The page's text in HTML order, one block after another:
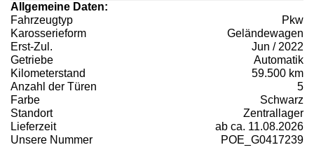
Allgemeine Daten:
Fahrzeugtyp
Pkw
Karosserieform
Geländewagen
Erst-Zul.
Jun / 2022
Getriebe
Automatik
Kilometerstand
59.500 km
Anzahl der Türen
5
Farbe
Schwarz
Standort
Zentrallager
Lieferzeit
ab ca. 11.08.2026
Unsere Nummer
POE_G0417239